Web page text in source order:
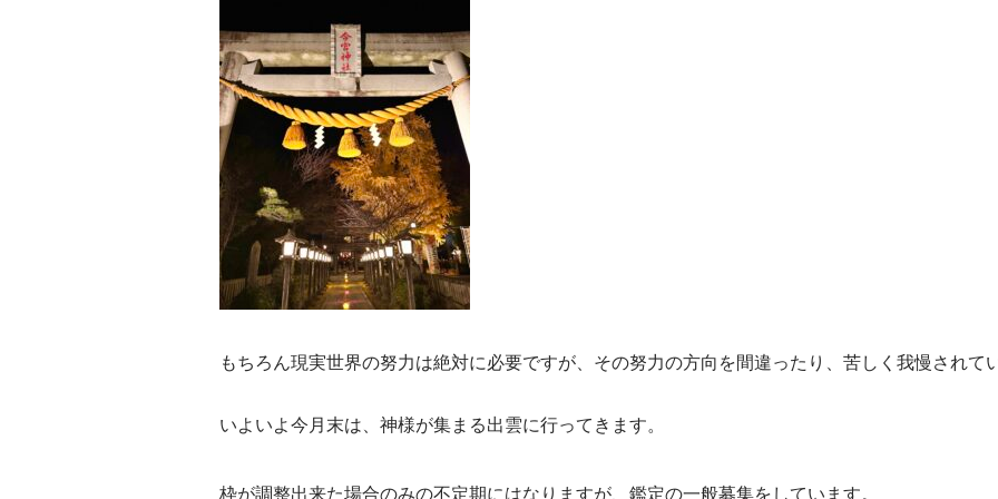
もちろん現実世界の努力は絶対に必要ですが、その努力の方向を間違ったり、苦しく我慢されて
いよいよ今月末は、神様が集まる出雲に行ってきます。
枠が調整出来た場合のみの不定期にはなりますが、鑑定の一般募集をしています。